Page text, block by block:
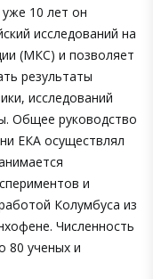
10 лет он
исследований на
(МКС) и позволяет
результаты
исследований
Общее руководство
ЕКА осуществлял
и
Колумбуса из
Численность
80 ученых и